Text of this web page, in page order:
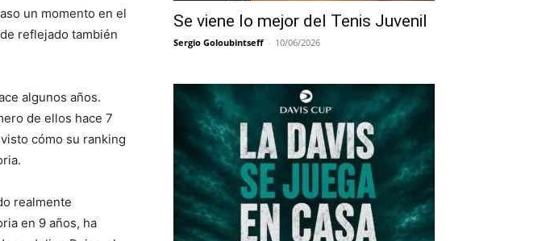
un momento en el
reflejado también
algunos años.
de ellos hace 7
cómo su ranking
realmente
en 9 años, ha
Se viene lo mejor del Tenis Juvenil
Sergio Goloubintseff - 10/06/2026